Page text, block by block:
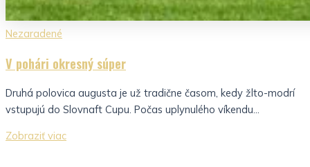
Nezaradené
V pohári okresný súper
Druhá polovica augusta je už tradične časom, kedy žlto-modrí
vstupujú do Slovnaft Cupu. Počas uplynulého víkendu...
Zobraziť viac